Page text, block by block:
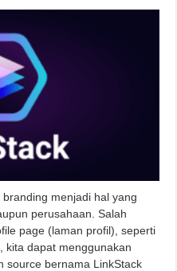
menjadi hal yang
perusahaan. Salah
page (laman profil), seperti
kita dapat menggunakan
source bernama LinkStack